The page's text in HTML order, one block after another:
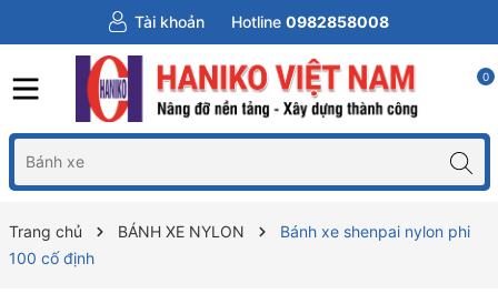
Tài khoản Hotline 0982858008
0
Trang chủ BÁNH XE NYLON
Bánh xe shenpai nylon phi
100 cố định